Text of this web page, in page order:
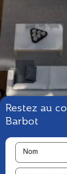
Restez au
Barbot